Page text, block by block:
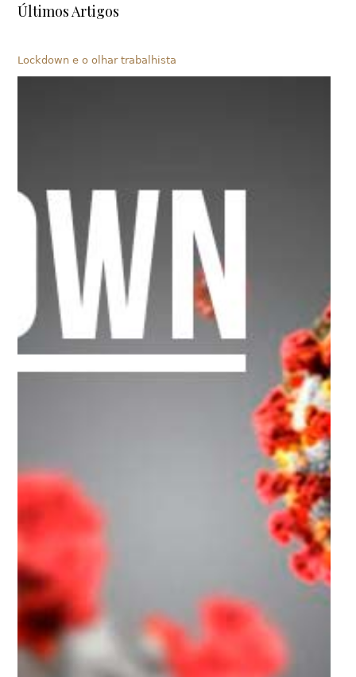
Últimos Artigos
Lockdown e o olhar trabalhista